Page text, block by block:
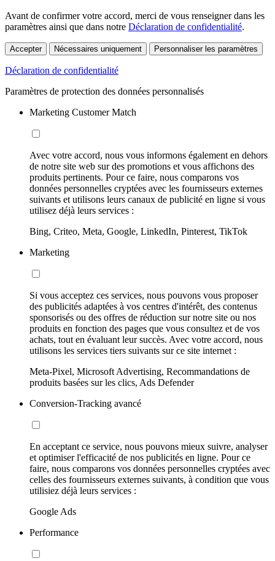
Avant de confirmer votre accord, merci de vous renseigner dans les
paramètres ainsi que dans notre Déclaration de confidentialité.
Accepter Nécessaires uniquement Personnaliser les paramètres
Déclaration de confidentialité
Paramètres de protection des données personnalisés
Marketing Customer Match
Avec votre accord, nous vous informons également en dehors
de notre site web sur des promotions et vous affichons des
produits pertinents. Pour ce faire, nous comparons vos
données personnelles cryptées avec les fournisseurs externes
suivants et utilisons leurs canaux de publicité en ligne si vous
utilisez déjà leurs services :
Bing, Criteo, Meta, Google, LinkedIn, Pinterest, TikTok
Marketing
Si vous acceptez ces services, nous pouvons vous proposer
des publicités adaptées à vos centres d'intérêt, des contenus
sponsorisés ou des offres de réduction sur notre site ou nos
produits en fonction des pages que vous consultez et de vos
achats, tout en évaluant leur succès. Avec votre accord, nous
utilisons les services tiers suivants sur ce site internet :
Meta-Pixel, Microsoft Advertising, Recommandations de
produits basées sur les clics, Ads Defender
Conversion-Tracking avancé
En acceptant ce service, nous pouvons mieux suivre, analyser
et optimiser l'efficacité de nos publicités en ligne. Pour ce
faire, nous comparons vos données personnelles cryptées avec
celles des fournisseurs externes suivants, à condition que vous
utilisiez déjà leurs services :
Google Ads
Performance